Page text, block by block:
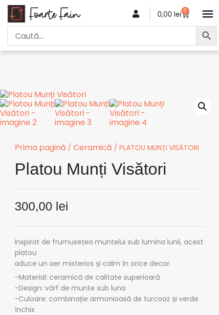
0,00 lei 0
Prima pagină / Ceramică / PLATOU MUNȚI VISĂTORI
Platou Munți Visători
300,00 lei
Inspirat de frumusețea muntelui sub lumina lunii, acest
platou
aduce un aer misterios și calm în orice decor.
-Material: ceramică de calitate superioară
-Design: vârf de munte sub luna
-Culoare: combinație armonioasă de turcoaz și verde
închis